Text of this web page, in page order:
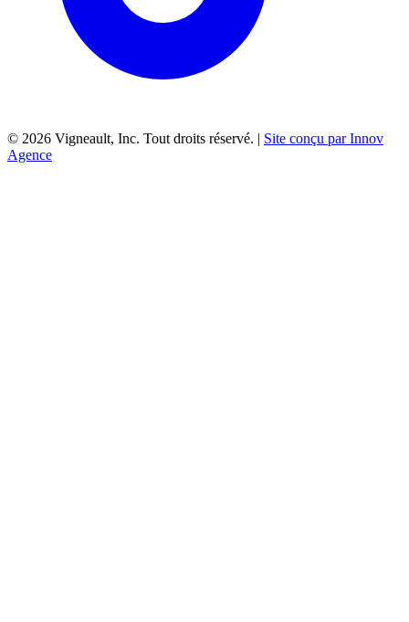
© 2026 Vigneault, Inc. Tout droits réservé. | Site conçu par Innov
Agence